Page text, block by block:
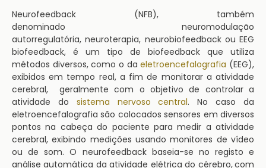
Neurofeedback (NFB), também
denominado neuromodulação
autorregulatória, neuroterapia, neurobiofeedback ou EEG
biofeedback, é um tipo de biofeedback que utiliza
métodos diversos, como o daeletroencefalografia (EEG),
exibidos em tempo real, a fim de monitorar a atividade
cerebral, geralmente com o objetivo de controlar a
atividade do sistema nervoso central. No caso da
eletroencefalografia são colocados sensores em diversos
pontos na cabeça do paciente para medir a atividade
cerebral, exibindo medições usando monitores de vídeo
ou de som. O neurofeedback baseia-se no registo e
análise automática da atividade elétrica do cérebro,com